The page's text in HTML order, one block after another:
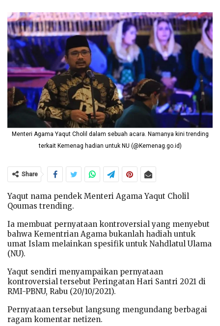
Menteri Agama Yaqut Cholil dalam sebuah acara. Namanya kini trending
terkait Kemenag hadian untuk NU (@Kemenag.go.id)
Share
Yaqut nama pendek Menteri Agama Yaqut Cholil
Qoumas trending.
Ia membuat pernyataan kontroversial yang menyebut
bahwa Kementrian Agama bukanlah hadiah untuk
umat Islam melainkan spesifik untuk Nahdlatul Ulama
(NU).
Yaqut sendiri menyampaikan pernyataan
kontroversial tersebut Peringatan Hari Santri 2021 di
RMI-PBNU, Rabu (20/10/2021).
Pernyataan tersebut langsung mengundang berbagai
ragam komentar netizen.